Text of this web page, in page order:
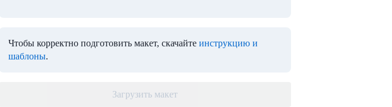
Чтобы корректно подготовить макет, скачайте инструкцию и
шаблоны.
Загрузить макет